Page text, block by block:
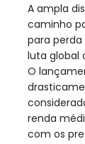
A ampla
caminho
para
luta global
O
renda
com os